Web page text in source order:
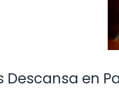
Descansa en